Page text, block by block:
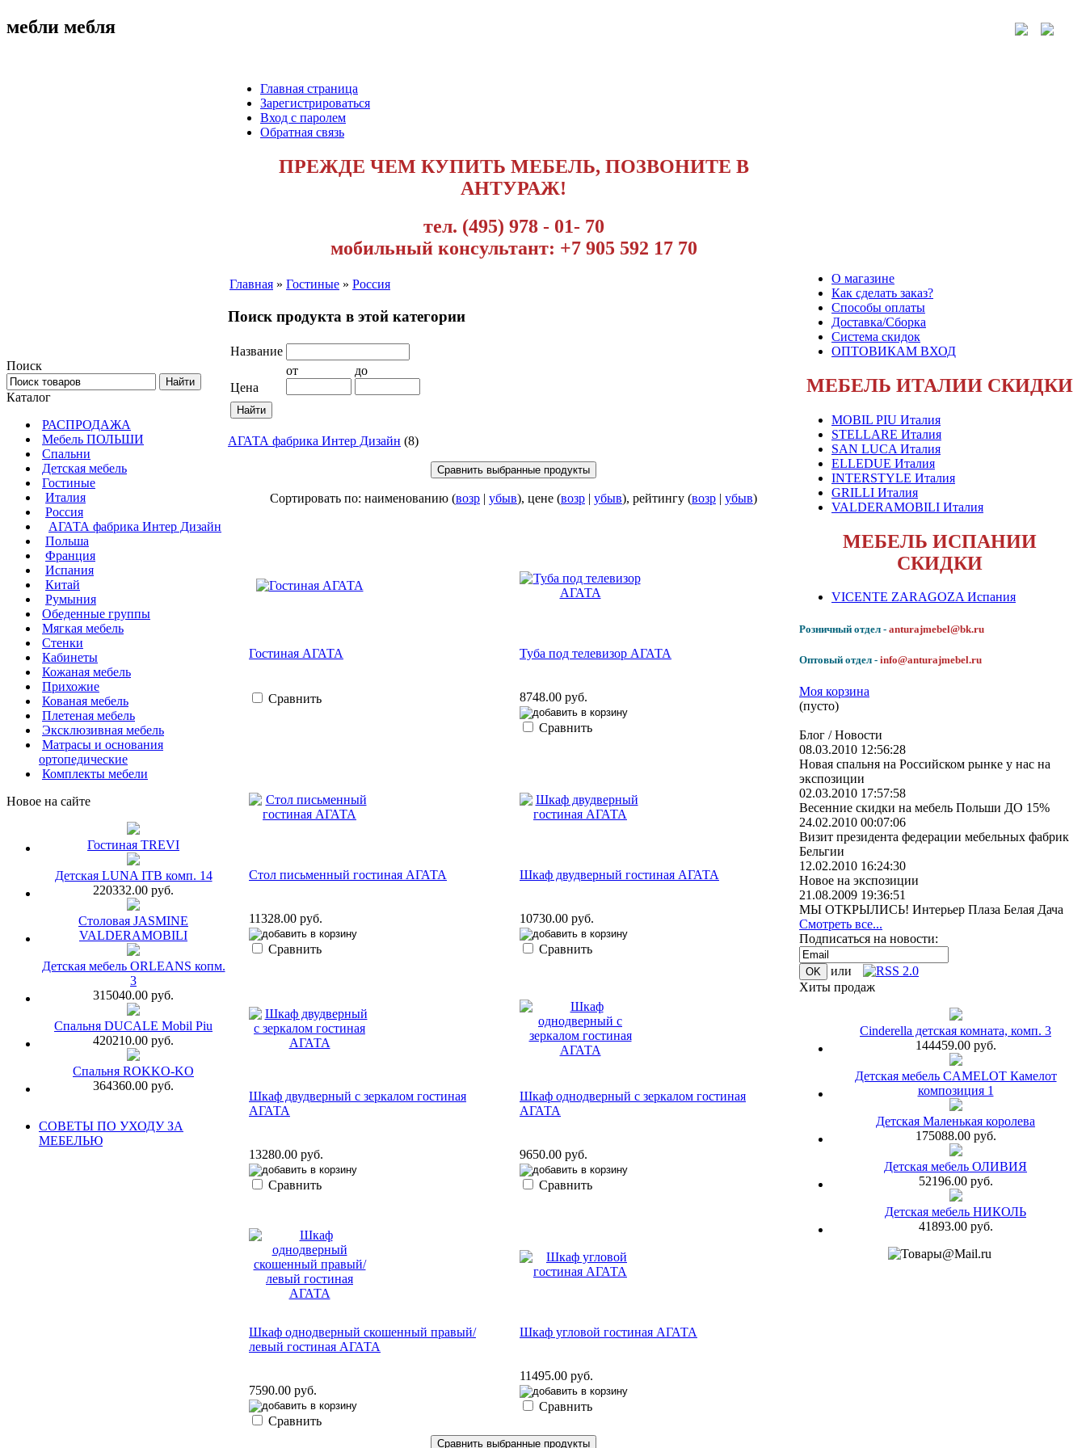
мебли мебля
Поиск
Каталог
РАСПРОДАЖА
Мебель ПОЛЬШИ
Спальни
Детская мебель
Гостиные
Италия
Россия
АГАТА фабрика Интер Дизайн
Польша
Франция
Испания
Китай
Румыния
Обеденные группы
Мягкая мебель
Стенки
Кабинеты
Кожаная мебель
Прихожие
Кованая мебель
Плетеная мебель
Эксклюзивная мебель
Матрасы и основания
ортопедические
Комплекты мебели
Новое на сайте
Гостиная TREVI
Детская LUNA ITB комп. 14
220332.00 руб.
Столовая JASMINE
VALDERAMOBILI
Детская мебель ORLEANS копм.
3
315040.00 руб.
Спальня DUCALE Mobil Piu
420210.00 руб.
Спальня ROKKO-KO
364360.00 руб.
СОВЕТЫ ПО УХОДУ ЗА
МЕБЕЛЬЮ
Главная страница
Зарегистрироваться
Вход с паролем
Обратная связь
ПРЕЖДЕ ЧЕМ КУПИТЬ МЕБЕЛЬ, ПОЗВОНИТЕ В
АНТУРАЖ!
тел. (495) 978 - 01- 70
мобильный консультант: +7 905 592 17 70
Главная » Гостиные » Россия
Поиск продукта в этой категории
Название
Цена
от до
АГАТА фабрика Интер Дизайн (8)
Сортировать по: наименованию (возр | убыв), цене (возр | убыв), рейтингу (возр | убыв)
Гостиная АГАТА
Сравнить
Туба под телевизор АГАТА
8748.00 руб.
Сравнить
Стол письменный гостиная АГАТА
11328.00 руб.
Сравнить
Шкаф двудверный гостиная АГАТА
10730.00 руб.
Сравнить
Шкаф двудверный с зеркалом гостиная
АГАТА
13280.00 руб.
Сравнить
Шкаф однодверный с зеркалом гостиная
АГАТА
9650.00 руб.
Сравнить
Шкаф однодверный скошенный правый/
левый гостиная АГАТА
7590.00 руб.
Сравнить
Шкаф угловой гостиная АГАТА
11495.00 руб.
Сравнить
О магазине
Как сделать заказ?
Способы оплаты
Доставка/Сборка
Система скидок
ОПТОВИКАМ ВХОД
МЕБЕЛЬ ИТАЛИИ СКИДКИ
MOBIL PIU Италия
STELLARE Италия
SAN LUCA Италия
ELLEDUE Италия
INTERSTYLE Италия
GRILLI Италия
VALDERAMOBILI Италия
МЕБЕЛЬ ИСПАНИИ
СКИДКИ
VICENTE ZARAGOZA Испания
Розничный отдел - anturajmebel@bk.ru
Оптовый отдел - info@anturajmebel.ru
Моя корзина
(пусто)
Блог / Новости
08.03.2010 12:56:28
Новая спальня на Российском рынке у нас на
экспозиции
02.03.2010 17:57:58
Весенние скидки на мебель Польши ДО 15%
24.02.2010 00:07:06
Визит президента федерации мебельных фабрик
Бельгии
12.02.2010 16:24:30
Новое на экспозиции
21.08.2009 19:36:51
МЫ ОТКРЫЛИСЬ! Интерьер Плаза Белая Дача
Смотреть все...
Подписаться на новости:
или
Хиты продаж
Cinderella детская комната, комп. 3
144459.00 руб.
Детская мебель CAMELOT Камелот
композиция 1
Детская Маленькая королева
175088.00 руб.
Детская мебель ОЛИВИЯ
52196.00 руб.
Детская мебель НИКОЛЬ
41893.00 руб.